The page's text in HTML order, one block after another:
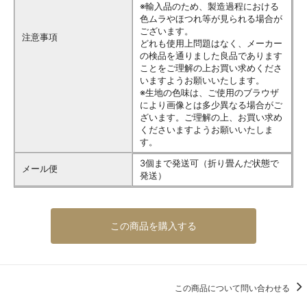
注意事項
※輸入品のため、製造過程における
色ムラやほつれ等が見られる場合が
ございます。
どれも使用上問題はなく、メーカー
の検品を通りました良品であります
ことをご理解の上お買い求めくださ
いますようお願いいたします。
※生地の色味は、ご使用のブラウザ
により画像とは多少異なる場合がご
ざいます。ご理解の上、お買い求め
くださいますようお願いいたしま
す。
メール便
3個まで発送可（折り畳んだ状態で
発送）
この商品を購入する
この商品について問い合わせる